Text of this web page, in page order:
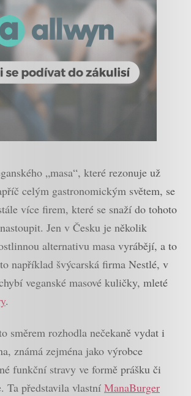
„masa“, které rezonuje už
celým gastronomickým světem, se
více firem, které se snaží do tohoto
Jen v Česku je několik
alternativu masa vyrábějí, a to
například švýcarská firma Nestlé, v
veganské masové kuličky, mleté
.
směrem rozhodla nečekaně vydat i
známá zejména jako výrobce
funkční stravy ve formě prášku či
Ta představila vlastní ManaBurger